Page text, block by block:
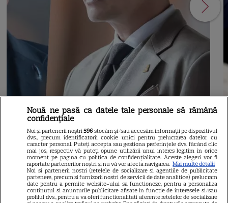
NETFLIX
Agentul Kim reactivat pe
Netflix: Serialul-fenomen care
a rupt topurile de audiență. Ce
șanse sunt pentru Sezonul 2
Nouă ne pasă ca datele tale personale să rămână
confidențiale
Noi și partenerii noștri596 stocăm și/sau accesăm informații pe dispozitivul
dvs., precum identificatorii cookie unici pentru prelucrarea datelor cu
caracter personal. Puteți accepta sau gestiona preferințele dvs. făcând clic
mai jos, respectiv vă puteți opune utilizării unui interes legitim în orice
moment pe pagina cu politica de confidențialitate. Aceste alegeri vor fi
raportate partenerilor noștri și nu vă vor afecta navigarea. Mai multe detalii
Noi si partenerii nostri (retelele de socializare si agentiile de publicitate
partenere, precum si furnizorii nostri de servicii de date analitice) prelucram
date pentru a permite website-ului sa functioneze, pentru a personaliza
continutul si anunturile publicitare afisate in functie de interesele si/sau
profilul dvs., pentru a va oferi functionalitati aferente retelelor de socializare